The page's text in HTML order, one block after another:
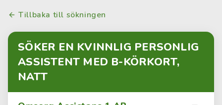
Tillbaka till sökningen
SÖKER EN KVINNLIG PERSONLIG
ASSISTENT MED B-KÖRKORT,
NATT